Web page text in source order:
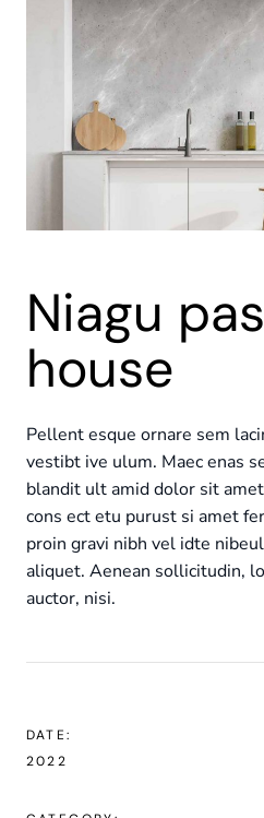
Niagu
house
Pellent esque ornare sem
vestibt ive ulum. Maec enas
blandit ult amid dolor sit
cons ect etu purust si amet
proin gravi nibh vel idte
aliquet. Aenean sollicitudin,
auctor, nisi.
DATE:
2022